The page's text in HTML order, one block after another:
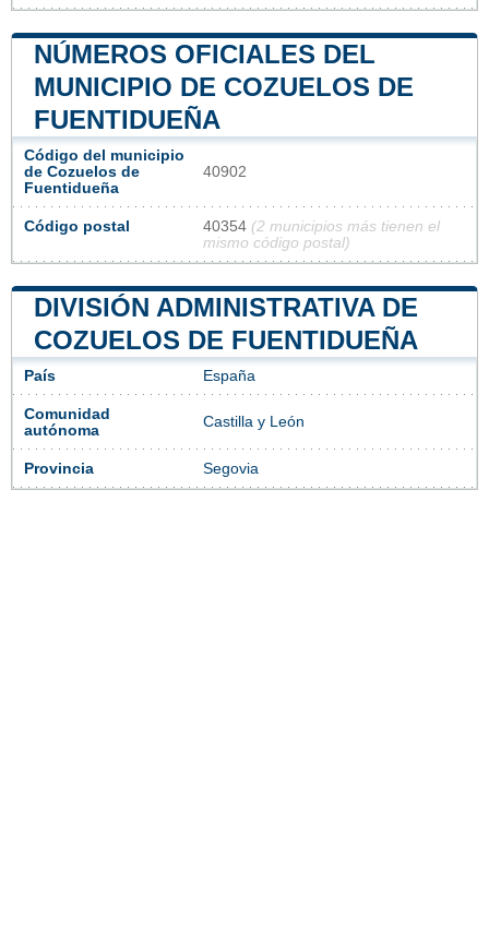
NÚMEROS OFICIALES DEL
MUNICIPIO DE COZUELOS DE
FUENTIDUEÑA
Código del municipio
de Cozuelos de
Fuentidueña
40902
Código postal 40354 (2 municipios más tienen el
mismo código postal)
DIVISIÓN ADMINISTRATIVA DE
COZUELOS DE FUENTIDUEÑA
País España
Comunidad
autónoma
Castilla y León
Provincia Segovia